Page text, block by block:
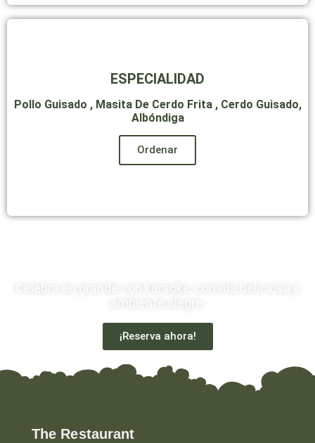
ESPECIALIDAD
Pollo Guisado , Masita De Cerdo Frita , Cerdo Guisado,
Albóndiga
Ordenar
¡Reserva ahora!
The Restaurant